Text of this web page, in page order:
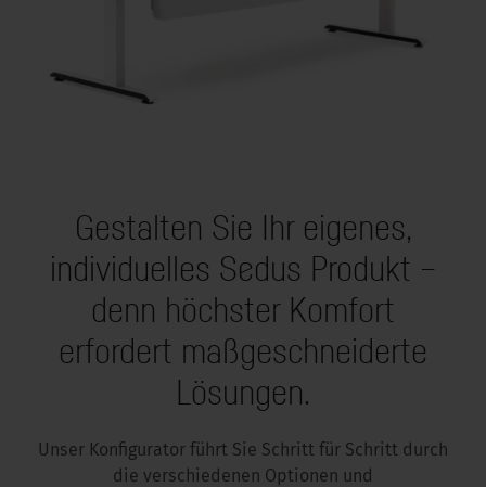
Gestalten Sie Ihr eigenes,
individuelles Sedus Produkt –
denn höchster Komfort
erfordert maßgeschneiderte
Lösungen.
Unser Konfigurator führt Sie Schritt für Schritt durch
die verschiedenen Optionen und